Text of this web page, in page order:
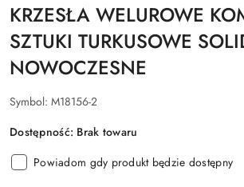
KRZESŁA WELUROWE
SZTUKI TURKUSOWE
NOWOCZESNE
Symbol: M18156-2
Dostępność: Brak towaru
Powiadom gdy produkt będzie dostępny